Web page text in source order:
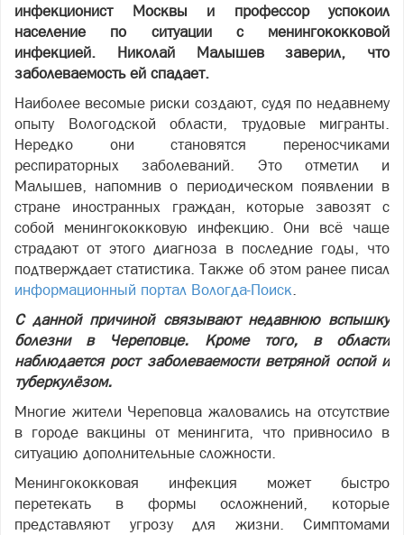
инфекционист Москвы и профессор успокоил
население по ситуации с менингококковой
инфекцией. Николай Малышев заверил, что
заболеваемость ей спадает.
Наиболее весомые риски создают, судя по недавнему
опыту Вологодской области, трудовые мигранты.
Нередко они становятся переносчиками
респираторных заболеваний. Это отметил и
Малышев, напомнив о периодическом появлении в
стране иностранных граждан, которые завозят с
собой менингококковую инфекцию. Они всё чаще
страдают от этого диагноза в последние годы, что
подтверждает статистика. Также об этом ранее писал
информационный портал Вологда-Поиск.
С данной причиной связывают недавнюю вспышку
болезни в Череповце. Кроме того, в области
наблюдается рост заболеваемости ветряной оспой и
туберкулёзом.
Многие жители Череповца жаловались на отсутствие
в городе вакцины от менингита, что привносило в
ситуацию дополнительные сложности.
Менингококковая инфекция может быстро
перетекать в формы осложнений, которые
представляют угрозу для жизни. Симптомами